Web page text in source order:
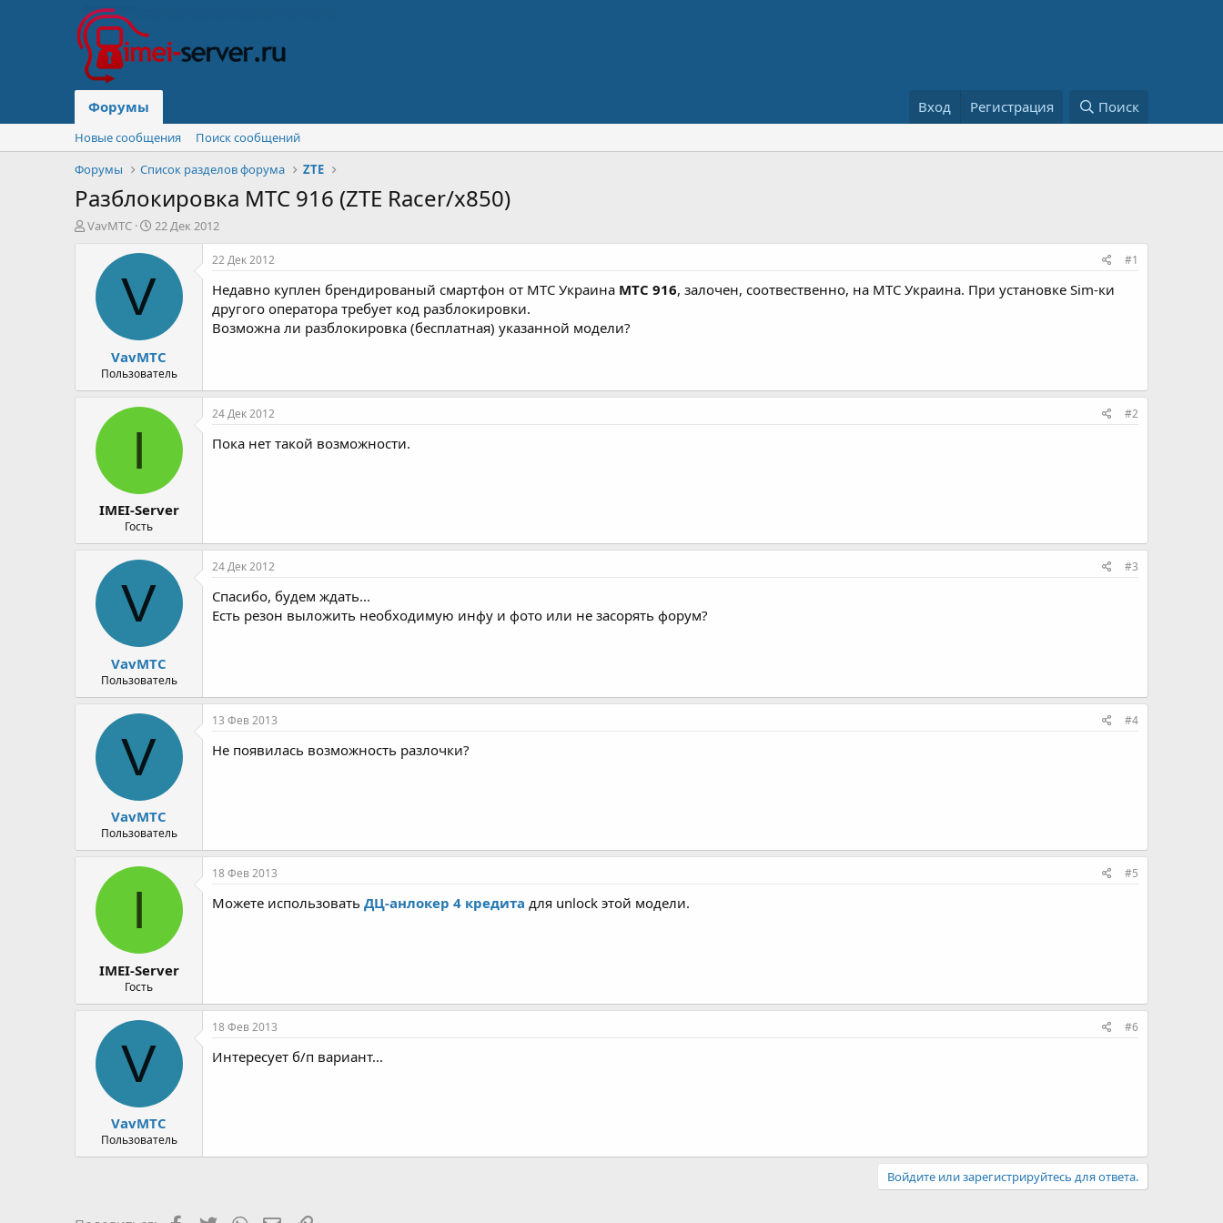
Форумы Вход Регистрация Поиск
Новые сообщения
Поиск сообщений
Форумы
Список разделов форума ZTE
Разблокировка MTC 916 (ZTE Racer/x850)
А
VavMTC
Д
т
а
л
а
22 Дек 2012
V
VavMTC
Пользователь
22 Дек 2012 #1
Недавно куплен брендированый смартфон от МТС Украина МТС 916, залочен, соотвественно, на МТС Украина. При установке Sim-ки
другого оператора требует код разблокировки.
Возможна ли разблокировка (бесплатная) указанной модели?
I
IMEI-Server
Гость
24 Дек 2012 #2
Пока нет такой возможности.
V
VavMTC
Пользователь
24 Дек 2012 #3
Спасибо, будем ждать...
Есть резон выложить необходимую инфу и фото или не засорять форум?
V
VavMTC
Пользователь
13 Фев 2013 #4
Не появилась возможность разлочки?
I
IMEI-Server
Гость
18 Фев 2013 #5
Можете использовать ДЦ-анлокер 4 кредита для unlock этой модели.
V
VavMTC
Пользователь
18 Фев 2013 #6
Интересует б/п вариант...
Войдите или зарегистрируйтесь для ответа.